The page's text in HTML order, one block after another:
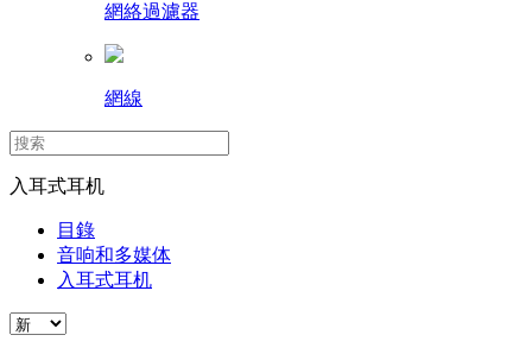
網絡過濾器
網線
入耳式耳机
目錄
音响和多媒体
入耳式耳机